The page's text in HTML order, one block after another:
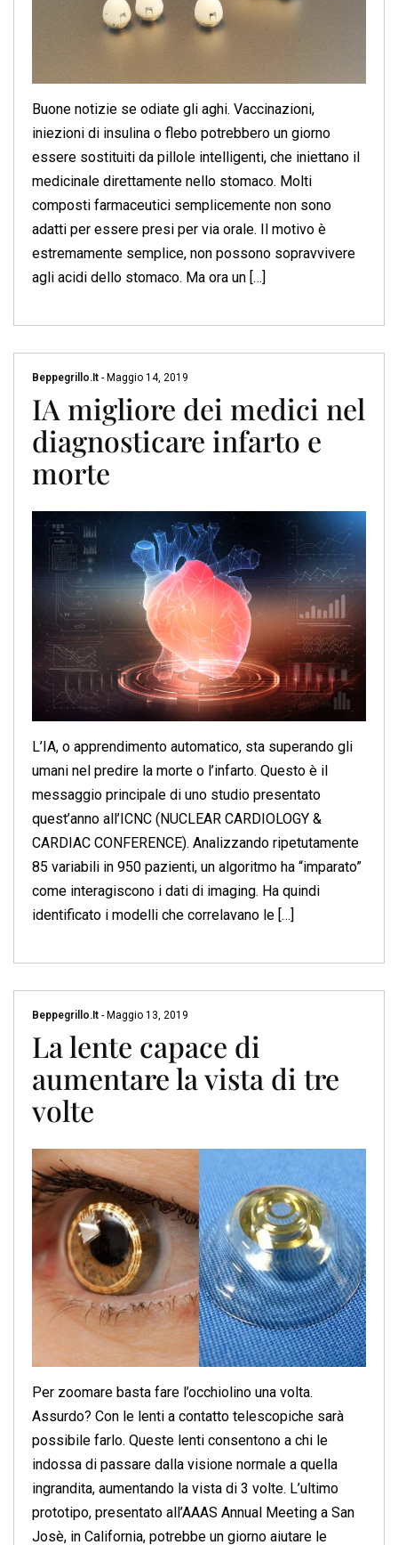
Buone notizie se odiate gli aghi. Vaccinazioni,
iniezioni di insulina o flebo potrebbero un giorno
essere sostituiti da pillole intelligenti, che iniettano il
medicinale direttamente nello stomaco. Molti
composti farmaceutici semplicemente non sono
adatti per essere presi per via orale. Il motivo è
estremamente semplice, non possono sopravvivere
agli acidi dello stomaco. Ma ora un […]
Beppegrillo.it - Maggio 14, 2019
IA migliore dei medici nel
diagnosticare infarto e
morte
L’IA, o apprendimento automatico, sta superando gli
umani nel predire la morte o l’infarto. Questo è il
messaggio principale di uno studio presentato
quest’anno all’ICNC (NUCLEAR CARDIOLOGY &
CARDIAC CONFERENCE). Analizzando ripetutamente
85 variabili in 950 pazienti, un algoritmo ha “imparato”
come interagiscono i dati di imaging. Ha quindi
identificato i modelli che correlavano le […]
Beppegrillo.it - Maggio 13, 2019
La lente capace di
aumentare la vista di tre
volte
Per zoomare basta fare l’occhiolino una volta.
Assurdo? Con le lenti a contatto telescopiche sarà
possibile farlo. Queste lenti consentono a chi le
indossa di passare dalla visione normale a quella
ingrandita, aumentando la vista di 3 volte. L’ultimo
prototipo, presentato all’AAAS Annual Meeting a San
Josè, in California, potrebbe un giorno aiutare le